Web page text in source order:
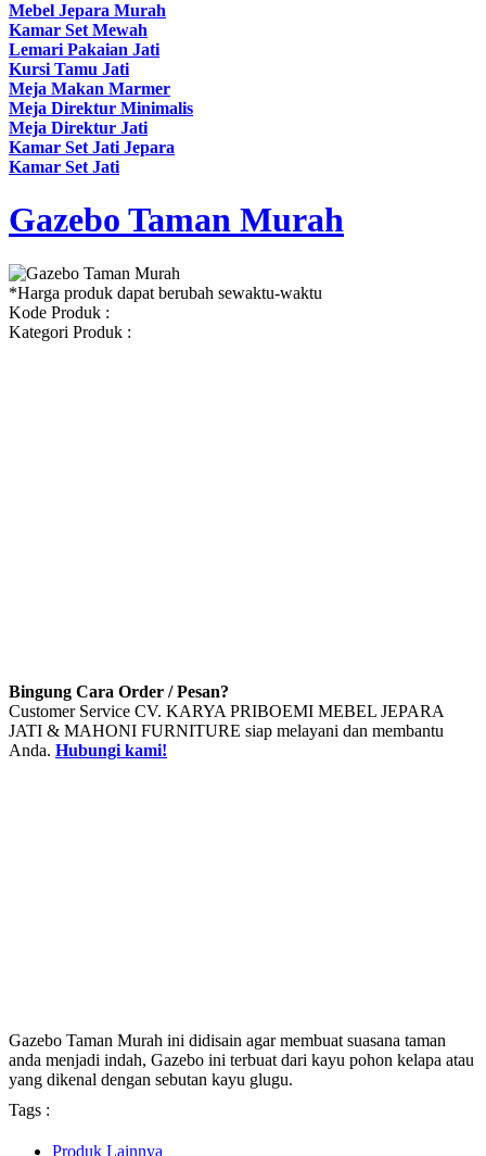
Mebel Jepara Murah
Kamar Set Mewah
Lemari Pakaian Jati
Kursi Tamu Jati
Meja Makan Marmer
Meja Direktur Minimalis
Meja Direktur Jati
Kamar Set Jati Jepara
Kamar Set Jati
Gazebo Taman Murah
*Harga produk dapat berubah sewaktu-waktu
Kode Produk :
Kategori Produk :
Bingung Cara Order / Pesan?
Customer Service CV. KARYA PRIBOEMI MEBEL JEPARA
JATI & MAHONI FURNITURE siap melayani dan membantu
Anda. Hubungi kami!
Gazebo Taman Murah ini didisain agar membuat suasana taman
anda menjadi indah, Gazebo ini terbuat dari kayu pohon kelapa atau
yang dikenal dengan sebutan kayu glugu.
Tags :
Produk Lainnya